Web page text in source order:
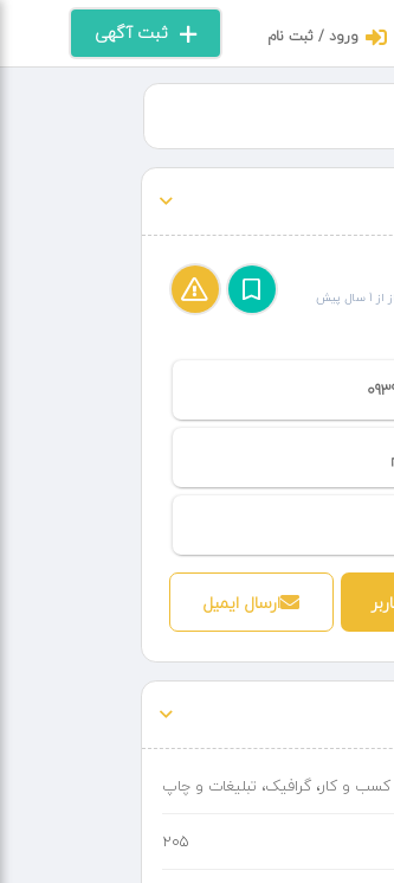
ثبت آگهی ورود / ثبت نام
پیش
ارسال ایمیل
کسب و کار،گرافیک، تبلیغات و چاپ
205